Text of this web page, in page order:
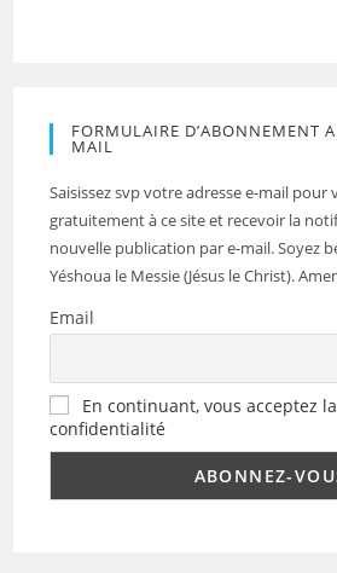
FORMULAIRE D’ABONNEMENT
MAIL
Saisissez svp votre adresse e-mail pour
gratuitement à ce site et recevoir la
nouvelle publication par e-mail. Soyez
Yéshoua le Messie (Jésus le Christ).
Email
En continuant, vous acceptez
confidentialité